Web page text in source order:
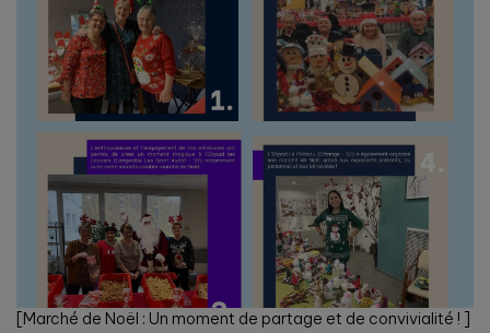
[Marché de Noël : Un moment de partage et de convivialité ! ]